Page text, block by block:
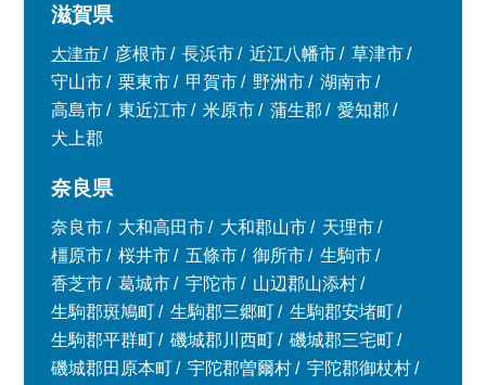
滋賀県
大津市 彦根市 長浜市 近江八幡市
草津市
守山市
栗東市 甲賀市 野洲市
湖南市
高島市
東近江市 米原市 蒲生郡
愛知郡
犬上郡
奈良県
奈良市 大和高田市 大和郡山市
天理市
橿原市
桜井市 五條市 御所市
生駒市
香芝市
葛城市 宇陀市
山辺郡山添村
生駒郡斑鳩町
生駒郡三郷町
生駒郡安堵町
生駒郡平群町
磯城郡川西町
磯城郡三宅町
磯城郡田原本町
宇陀郡曽爾村
宇陀郡御杖村